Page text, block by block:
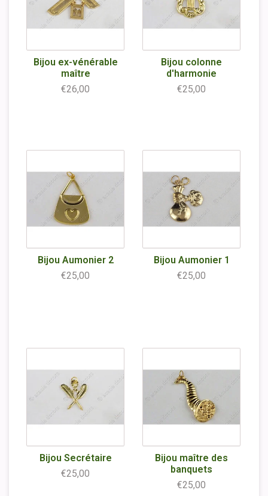
Bijou ex-vénérable
maître
€26,00
Bijou colonne
d'harmonie
€25,00
Bijou Aumonier 2
€25,00
Bijou Aumonier 1
€25,00
Bijou Secrétaire
€25,00
Bijou maître des
banquets
€25,00